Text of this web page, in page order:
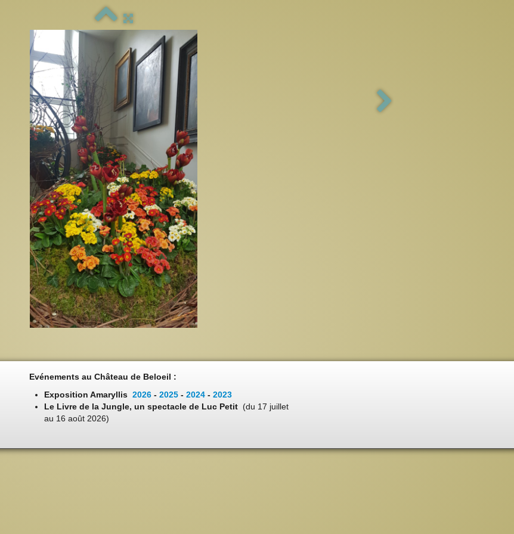
Evénements au Château de Beloeil :
Exposition Amaryllis 2026 -2025 -2024 -2023
Le Livre de la Jungle, un spectacle de Luc Petit(du 17 juillet
au 16 août 2026)